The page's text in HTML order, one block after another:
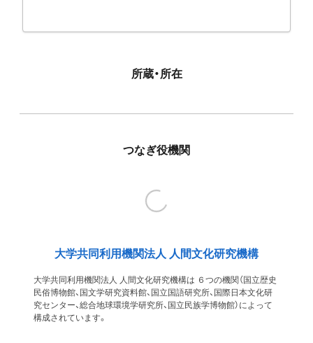
所蔵・所在
つなぎ役機関
大学共同利用機関法人 人間文化研究機構
大学共同利用機関法人 人間文化研究機構は ６つの機関（国立歴史
民俗博物館、国文学研究資料館、国立国語研究所、国際日本文化研
究センター、総合地球環境学研究所、国立民族学博物館）によって
構成されています。